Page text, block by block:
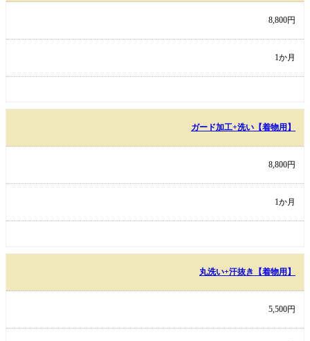
8,800円
1か月
ガード加工+洗い【着物用】
8,800円
1か月
丸洗い+汗抜き【着物用】
5,500円